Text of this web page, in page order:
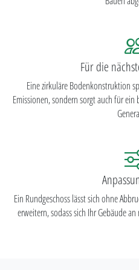
Für die
Eine zirkuläre Bodenkonstruktion
Emissionen, sondern sorgt auch für
Ein Rundgeschoss lässt sich ohne
erweitern, sodass sich Ihr Gebäude